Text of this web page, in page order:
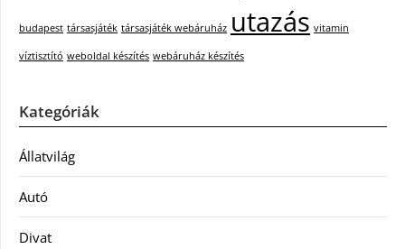
budapest társasjáték társasjáték webáruház utazás vitamin
víztisztító weboldal készítés webáruház készítés
Kategóriák
Állatvilág
Autó
Divat